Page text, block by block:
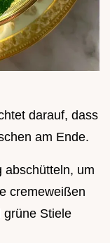
darauf, dass
am Ende.
abschütteln, um
cremeweißen
grüne Stiele